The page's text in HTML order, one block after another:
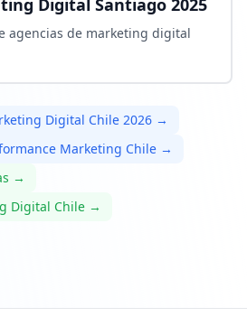
Digital Santiago 2025
agencias de marketing digital
Digital Chile 2026 →
Marketing Chile →
→
Digital Chile →